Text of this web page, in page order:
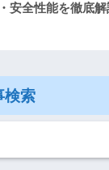
安全性能を徹底解
索